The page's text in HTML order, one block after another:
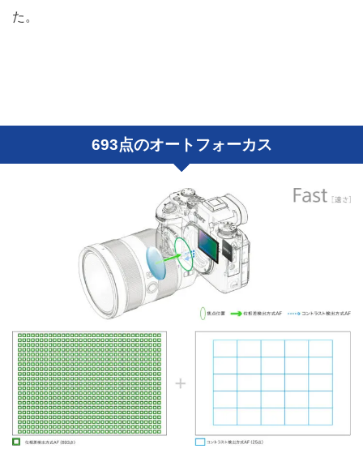
た。
693点のオートフォーカス